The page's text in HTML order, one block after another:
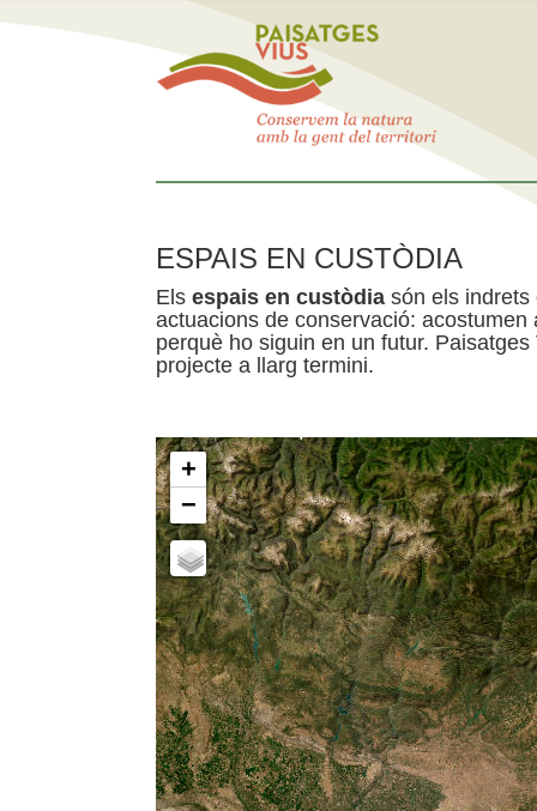
ESPAIS EN CUSTÒDIA
Els espais en custòdia són els indrets
actuacions de conservació:
perquè ho siguin en un futur.
projecte a llarg termini.
+
−